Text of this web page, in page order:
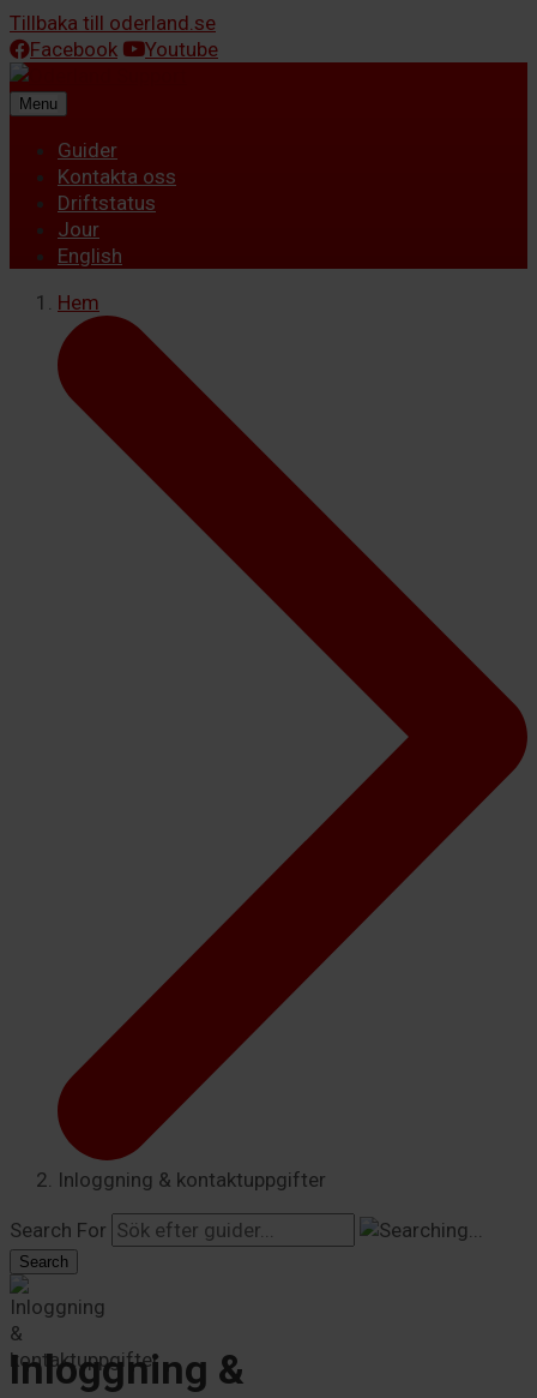
Tillbaka till oderland.se
Facebook
Youtube
Menu
Guider
Kontakta oss
Driftstatus
Jour
English
Hem
Inloggning & kontaktuppgifter
Search For
Search
Inloggning &